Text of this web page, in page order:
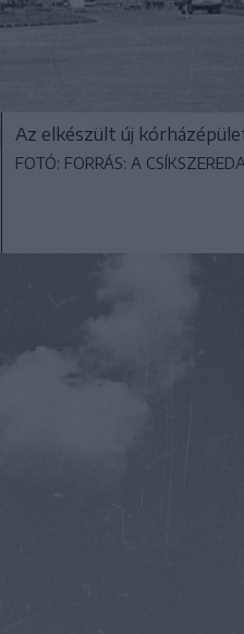
Az elkészült új
FOTÓ: FORRÁS: A